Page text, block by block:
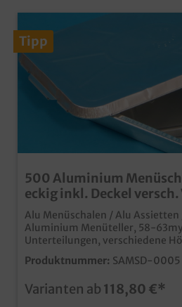
Tipp
500 Aluminium
eckig inkl. Deckel
wählbar
Alu Menüschalen / Alu
Aluminium Menüteller, 58-
Unterteilungen, verschiedene
Grundmaß: 227x177mm (flach:
39mm hoch) jeweils 500 Schalen + 500 Deckel "Guten
ideal für den Einsatz in Imbiss,
Produktnummer: SAMSD-0005
Varianten ab 118,80 €*